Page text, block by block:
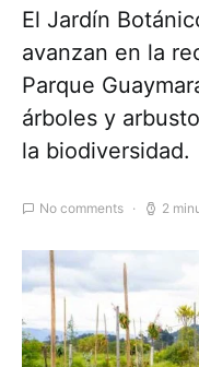
El Jardín
avanzan en la
Parque
árboles y
la biodiversidad.
No comments 2